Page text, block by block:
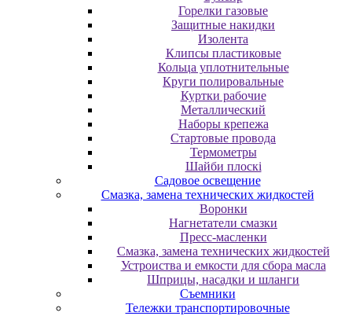
Горелки газовые
Защитные накидки
Изолента
Клипсы пластиковые
Кольца уплотнительные
Круги полировальные
Куртки рабочие
Металлический
Наборы крепежа
Стартовые провода
Термометры
Шайби плоскі
Садовое освещение
Смазка, замена технических жидкостей
Воронки
Нагнетатели смазки
Пресс-масленки
Смазка, замена технических жидкостей
Устроиства и емкости для сбора масла
Шприцы, насадки и шланги
Съемники
Тележки транспортировочные